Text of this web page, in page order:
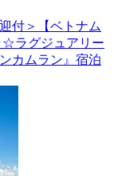
付＞【ベトナム
☆ラグジュアリー
カムラン』宿泊